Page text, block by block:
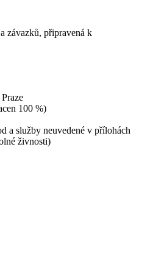
závazků, připravená k
100 %)
a služby neuvedené v přílohách
živnosti)